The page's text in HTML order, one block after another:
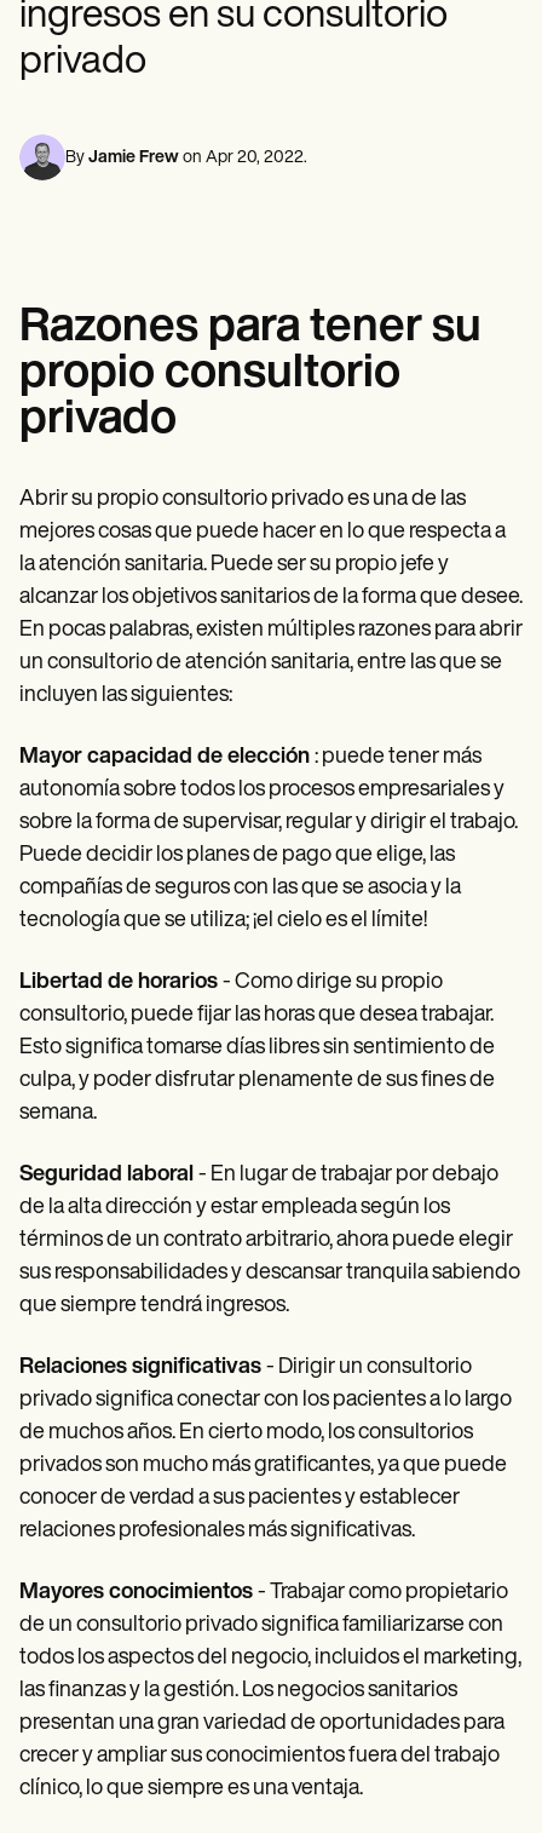
Profesionales de la Salud Mental
Trabajo Social
Nutricionistas
Fisioterapia
Masajistas
Terapia Ocupacional
Plantillas
Procedure Codes
Superbill Template
Notas SOAP
Treatment Plan Template
Social Work Treatment Plans
DAR Note Template
Patient Visit Summary Template
Help Center
Demos
Training Hub
Webinars
Switch to Carepatron
Become a Partner
Login
Get started
Insurance claims
Speech therapists
Life coaches
Massage therapists
Personal trainers
ingresos en su consultorio
privado
By Jamie Frew on Apr 20, 2022.
Razones para tener su
propio consultorio
privado
Abrir su propio consultorio privado es una de las
mejores cosas que puede hacer en lo que respecta a
la atención sanitaria. Puede ser su propio jefe y
alcanzar los objetivos sanitarios de la forma que desee.
En pocas palabras, existen múltiples razones para abrir
un consultorio de atención sanitaria, entre las que se
incluyen las siguientes:
Mayor capacidad de elección : puede tener más
autonomía sobre todos los procesos empresariales y
sobre la forma de supervisar, regular y dirigir el trabajo.
Puede decidir los planes de pago que elige, las
compañías de seguros con las que se asocia y la
tecnología que se utiliza; ¡el cielo es el límite!
Libertad de horarios - Como dirige su propio
consultorio, puede fijar las horas que desea trabajar.
Esto significa tomarse días libres sin sentimiento de
culpa, y poder disfrutar plenamente de sus fines de
semana.
Seguridad laboral - En lugar de trabajar por debajo
de la alta dirección y estar empleada según los
términos de un contrato arbitrario, ahora puede elegir
sus responsabilidades y descansar tranquila sabiendo
que siempre tendrá ingresos.
Relaciones significativas - Dirigir un consultorio
privado significa conectar con los pacientes a lo largo
de muchos años. En cierto modo, los consultorios
privados son mucho más gratificantes, ya que puede
conocer de verdad a sus pacientes y establecer
relaciones profesionales más significativas.
Mayores conocimientos - Trabajar como propietario
de un consultorio privado significa familiarizarse con
todos los aspectos del negocio, incluidos el marketing,
las finanzas y la gestión. Los negocios sanitarios
presentan una gran variedad de oportunidades para
crecer y ampliar sus conocimientos fuera del trabajo
clínico, lo que siempre es una ventaja.